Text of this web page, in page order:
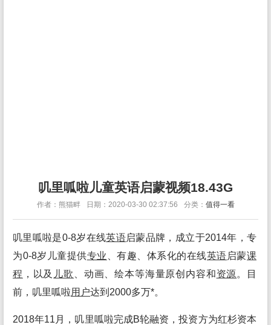
叽里呱啦儿童英语启蒙视频18.43G
作者：熊猫畔 日期：2020-03-30 02:37:56 分类： 值得一看
叽里呱啦是0-8岁在线英语启蒙品牌，成立于2014年，专
为0-8岁儿童提供专业 、有趣、体系化的在线英语 启蒙课
程 ，以及 儿歌 、动画、绘本等海量原创内容和资源。目
前，叽里呱啦用户达到2000多万*。
2018年11月，叽里呱啦完成B轮融资，投资方为红杉资本